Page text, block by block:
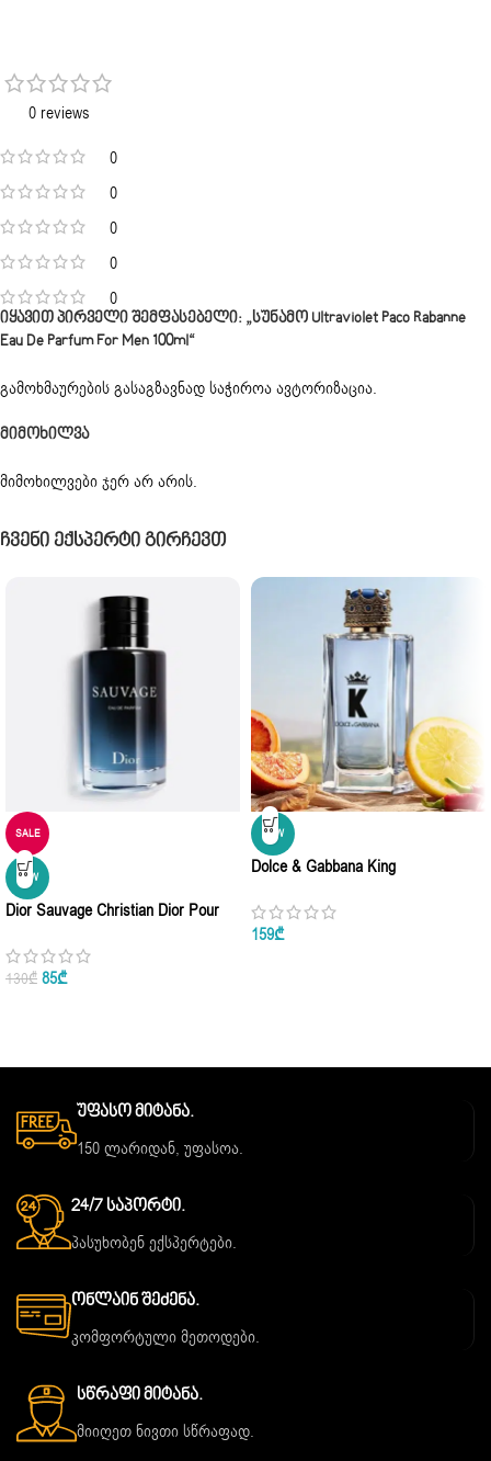
0 reviews
0
0
0
0
0
Მიმოხილვა
მიმოხილვები ჯერ არ არის.
Იყავით Პირველი Შემფასებელი: „სუნამო Ultraviolet Paco Rabanne
Eau De Parfum For Men 100ml“
გამოხმაურების გასაგზავნად საჭიროა ავტორიზაცია.
Ჩვენი Ექსპერტი Გირჩევთ
SALE
NEW
Dior Sauvage Christian Dior Pour
• 100ml
130₾ 85₾
NEW
Dolce & Gabbana King
100ml
159₾
Უფასო Მიტანა.
150 ლარიდან, უფასოა.
24/7 Საპორტი.
პასუხობენ ექსპერტები.
Ონლაინ Შეძენა.
კომფორტული მეთოდები.
Სწრაფი Მიტანა.
მიიღეთ ნივთი სწრაფად.